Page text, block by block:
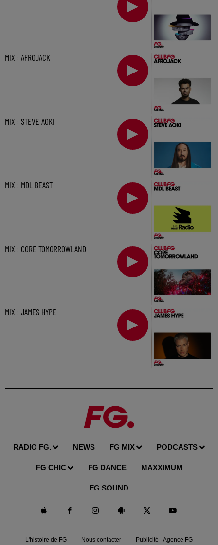
MIX : AFROJACK
MIX : STEVE AOKI
MIX : MDL BEAST
MIX : CORE TOMORROWLAND
MIX : JAMES HYPE
RADIO FG. NEWS FG MIX PODCASTS
FG CHIC FG DANCE MAXXIMUM
FG SOUND
L'histoire de FG Nous contacter Publicité - Agence FG